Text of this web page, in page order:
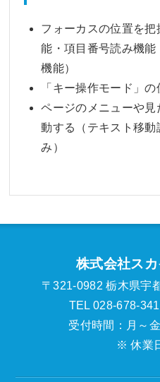
フォーカスの位置を
能・項目番号読み機
機能）
「キー操作モード」の
ページのメニューや
動する（テキスト移
み）
株式会社ス
〒321-0982 栃木県宇
TEL 028-678-
受付時間：月～
※ 休業